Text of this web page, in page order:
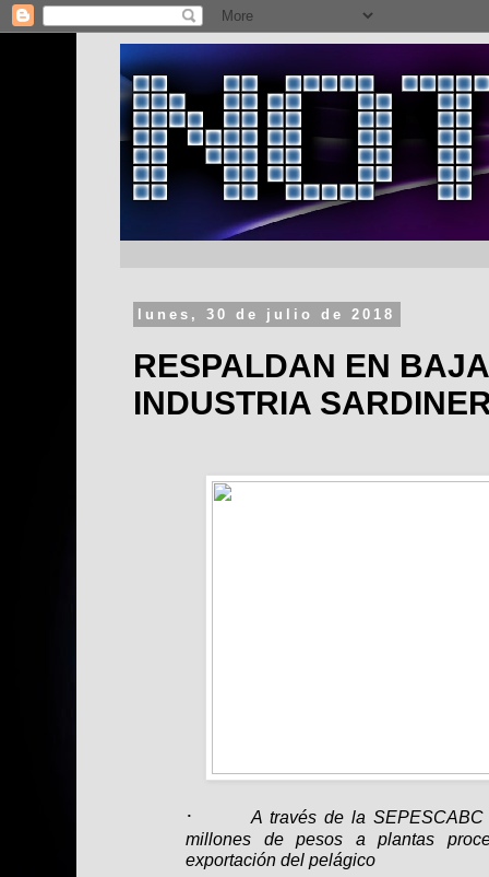
lunes, 30 de julio de 2018
RESPALDAN EN
INDUSTRIA
·
A través de la
millones de pesos a plantas
exportación del pelágico